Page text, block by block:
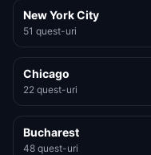
New York City
51 quest-uri
Chicago
22 quest-uri
Bucharest
48 quest-uri